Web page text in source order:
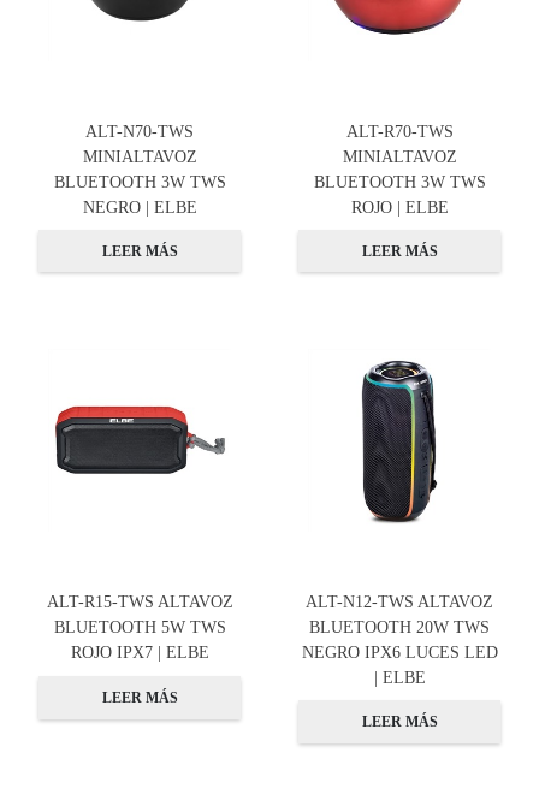
ALT-N70-TWS
MINIALTAVOZ
BLUETOOTH 3W TWS
NEGRO | ELBE
LEER MÁS
ALT-R70-TWS
MINIALTAVOZ
BLUETOOTH 3W TWS
ROJO | ELBE
LEER MÁS
ALT-R15-TWS ALTAVOZ
BLUETOOTH 5W TWS
ROJO IPX7 | ELBE
LEER MÁS
ALT-N12-TWS ALTAVOZ
BLUETOOTH 20W TWS
NEGRO IPX6 LUCES LED
| ELBE
LEER MÁS